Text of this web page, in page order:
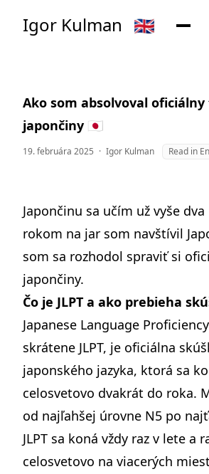
Igor Kulman 🇬🇧
Ako som absolvoval
japončiny 🇯🇵
19. februára 2025 · Igor Kulman Read in
Japončinu sa učím už vyše
rokom na jar som navštívil
som sa rozhodol spraviť si
japončiny.
Čo je JLPT a ako prebieha
Japanese Language
skrátene JLPT, je oficiálna
japonského jazyka, ktorá sa
celosvetovo dvakrát do roka.
od najľahšej úrovne N5 po
JLPT sa koná vždy raz v lete a
celosvetovo na viacerých